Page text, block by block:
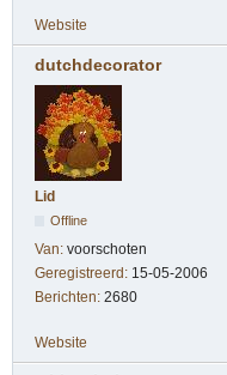
Website
dutchdecorator
Lid
Offline
Van: voorschoten
Geregistreerd: 15-05-2006
Berichten: 2680
Website